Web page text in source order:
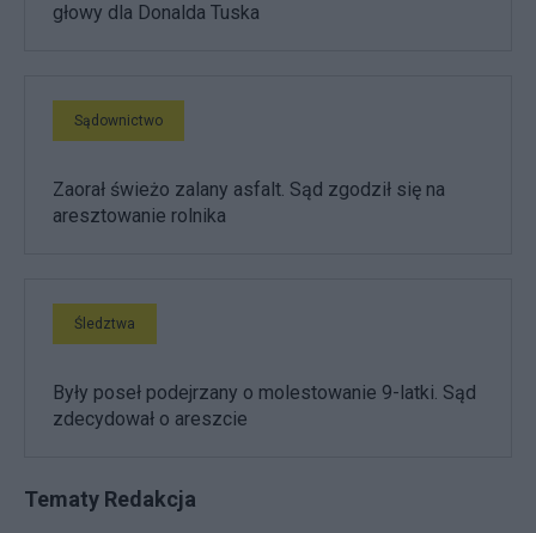
głowy dla Donalda Tuska
Sądownictwo
Zaorał świeżo zalany asfalt. Sąd zgodził się na
aresztowanie rolnika
Śledztwa
Były poseł podejrzany o molestowanie 9-latki. Sąd
zdecydował o areszcie
Tematy Redakcja